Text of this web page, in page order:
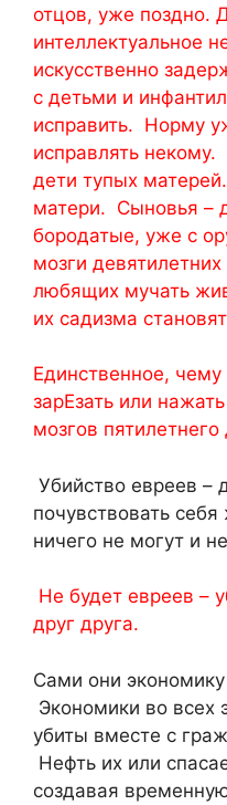
отцов, уже поздно.
интеллектуальное
искусственно
с детьми и
исправить. Норму
исправлять
дети тупых
матери. Сыновья –
бородатые, уже с
мозги
любящих мучать
их садизма
Единственное, чему
зарЕзать или
мозгов пятилетнего
Убийство евреев –
почувствовать
ничего не могут и
Не будет евреев –
друг друга.
Сами они экономику
Экономики во всех
убиты вместе с
Нефть их или
создавая